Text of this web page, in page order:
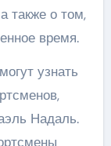
также о том,
время.
узнать
Надаль.